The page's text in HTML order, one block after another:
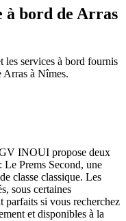
à bord de Arras
les services à bord fournis
à Nîmes.
INOUI propose deux
Le Prems Second, une
classe classique. Les
sous certaines
parfaits si vous recherchez
et disponibles à la